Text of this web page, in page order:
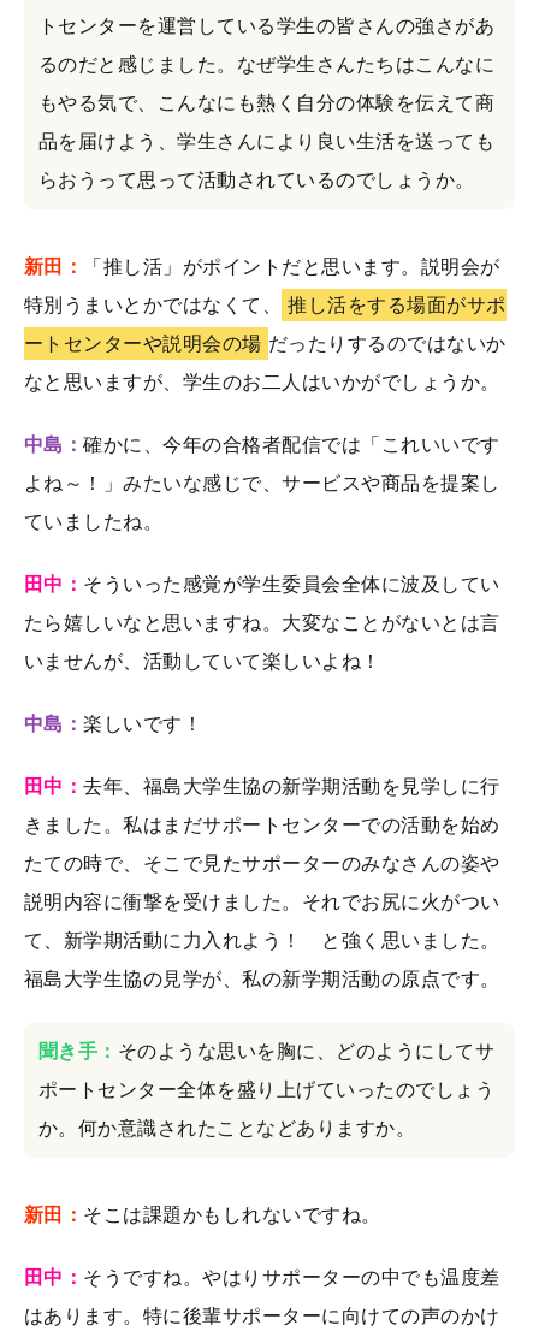
トセンターを運営している学生の皆さんの強さがあ
るのだと感じました。なぜ学生さんたちはこんなに
もやる気で、こんなにも熱く自分の体験を伝えて商
品を届けよう、学生さんにより良い生活を送っても
らおうって思って活動されているのでしょうか。
新田：
「推し活」がポイントだと思います。説明会が
特別うまいとかではなくて、
推し活をする場面がサポ
ートセンターや説明会の場 だったりするのではないか
なと思いますが、学生のお二人はいかがでしょうか。
中島：確かに、今年の合格者配信では「これいいです
よね～！」みたいな感じで、サービスや商品を提案し
ていましたね。
田中： そういった感覚が学生委員会全体に波及してい
たら嬉しいなと思いますね。大変なことがないとは言
いませんが、活動していて楽しいよね！
中島：楽しいです！
田中：去年、福島大学生協の新学期活動を見学しに行
きました。私はまだサポートセンターでの活動を始め
たての時で、そこで見たサポーターのみなさんの姿や
説明内容に衝撃を受けました。それでお尻に火がつい
て、新学期活動に力入れよう！ と強く思いました。
福島大学生協の見学が、私の新学期活動の原点です。
聞き手： そのような思いを胸に、どのようにしてサ
ポートセンター全体を盛り上げていったのでしょう
か。何か意識されたことなどありますか。
新田： そこは課題かもしれないですね。
田中： そうですね。やはりサポーターの中でも温度差
はあります。特に後輩サポーターに向けての声のかけ